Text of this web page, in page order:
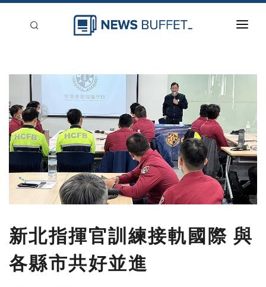
新聞稿分類
登入
刊登
新北指揮官訓練接軌國際 與
各縣市共好並進